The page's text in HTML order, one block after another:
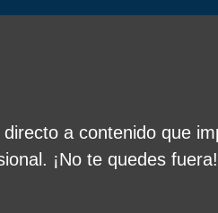
a contenido que
¡No te quedes fuera!